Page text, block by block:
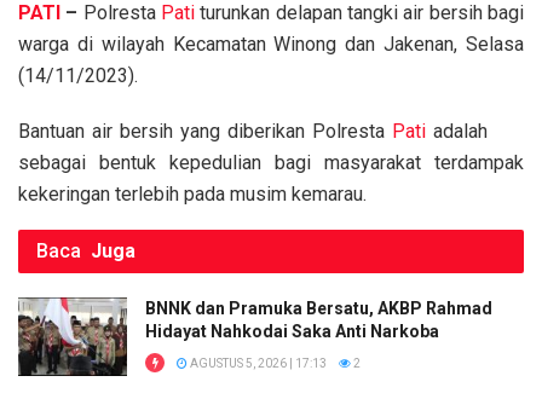
ce
b
o
k
tt
er
ail at
p
p
py
k
ar
PATI – Polresta Pati turunkan delapan tangki air bersih bagi
warga di wilayah Kecamatan Winong dan Jakenan, Selasa
(14/11/2023).
Bantuan air bersih yang diberikan Polresta Pati adalah
sebagai bentuk kepedulian bagi masyarakat terdampak
kekeringan terlebih pada musim kemarau.
Baca Juga
BNNK dan Pramuka Bersatu, AKBP Rahmad
Hidayat Nahkodai Saka Anti Narkoba
AGUSTUS 5, 2026 | 17:13 2